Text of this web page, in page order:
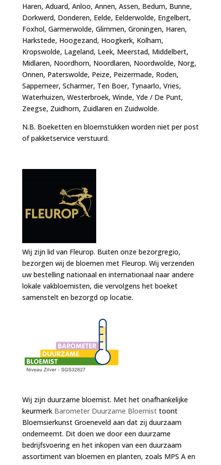
Haren, Aduard, Anloo, Annen, Assen, Bedum, Bunne,
Dorkwerd, Donderen, Eelde, Eelderwolde, Engelbert,
Foxhol, Garmerwolde, Glimmen, Groningen, Haren,
Harkstede, Hoogezand, Hoogkerk, Kolham,
Kropswolde, Lageland, Leek, Meerstad, Middelbert,
Midlaren, Noordhorn, Noordlaren, Noordwolde, Norg,
Onnen, Paterswolde, Peize, Peizermade, Roden,
Sappemeer, Scharmer, Ten Boer, Tynaarlo, Vries,
Waterhuizen, Westerbroek, Winde, Yde / De Punt,
Zeegse, Zuidhorn, Zuidlaren en Zuidwolde.
N.B. Boeketten en bloemstukken worden niet per post
of pakketservice verstuurd.
Wij zijn lid van Fleurop. Buiten onze bezorgregio,
bezorgen wij de bloemen met Fleurop. Wij verzenden
uw bestelling nationaal en internationaal naar andere
lokale vakbloemisten, die vervolgens het boeket
samenstelt en bezorgd op locatie.
Wij zijn duurzame bloemist. Met het onafhankelijke
keurmerk Barometer Duurzame Bloemisttoont
Bloemsierkunst Groeneveld aan dat zij duurzaam
onderneemt. Dit doen we door een duurzame
bedrijfsvoering en het inkopen van een duurzaam
assortiment van bloemen en planten, zoals MPS A en